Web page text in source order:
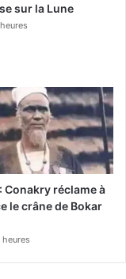
sur la Lune
Conakry réclame à
le crâne de Bokar